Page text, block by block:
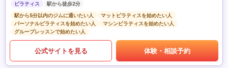
ピラティス
駅から徒歩2分
駅から5分以内のジムに通いたい人
マットピラティスを始めたい人
パーソナルピラティスを始めたい人
マシンピラティスを始めたい人
グループレッスンで始めたい人
公式サイトを見る 体験・相談予約